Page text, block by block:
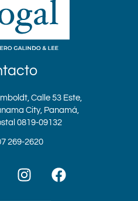
Calle 53 Este,
City, Panamá,
0819-09132
269-2620
I
n
F
a